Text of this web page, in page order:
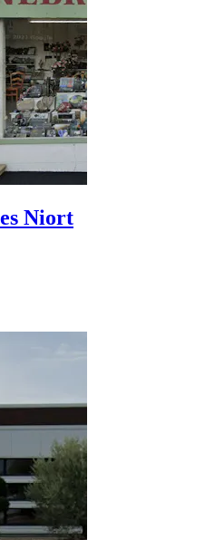
Niort